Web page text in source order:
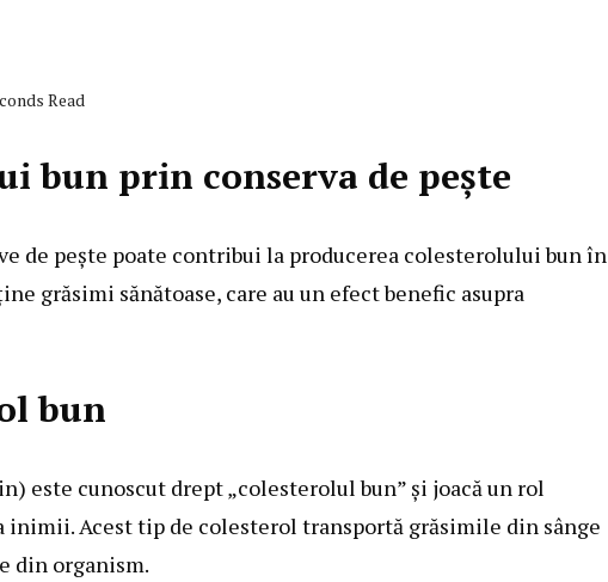
Read
bun prin conserva de pește
de pește poate contribui la producerea colesterolului bun în
grăsimi sănătoase, care au un efect benefic asupra
bun
este cunoscut drept „colesterolul bun” și joacă un rol
Acest tip de colesterol transportă grăsimile din sânge
din organism.